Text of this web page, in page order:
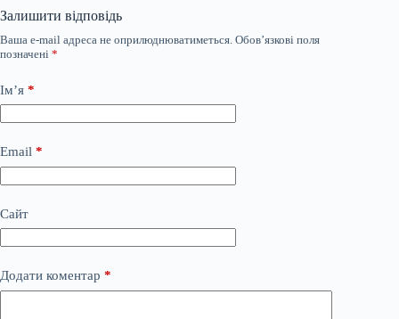
Залишити відповідь
Ваша e-mail адреса не оприлюднюватиметься. Обов’язкові поля
позначені *
Ім’я *
Email *
Сайт
Додати коментар *